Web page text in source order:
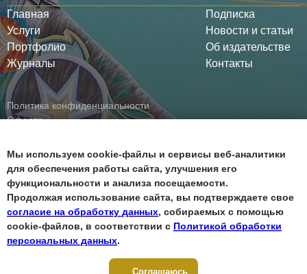
Мы используем cookie-файлы и сервисы веб-аналитики
для обеспечения работы сайта, улучшения его
функциональности и анализа посещаемости.
Продолжая использование сайта, вы подтверждаете свое
согласие на обработку данных, собираемых с помощью
cookie-файлов, в соответствии с Политикой обработки
персональных данных.
Соглашаюсь
Главная
Услуги
Портфолио
Журналы
Подписка
Новости и статьи
Об издательстве
Контакты
Политика конфиденциальности
Оферта